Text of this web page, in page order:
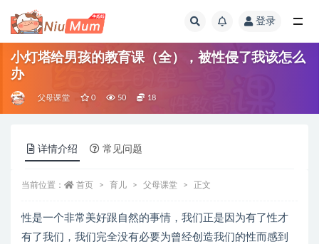
登录
小灯塔给男孩的教育课（全），被性侵了我该怎么
办
父母课堂 0 50 18
详情介绍 常见问题
当前位置： 首页 育儿 父母课堂 正文
性是一个非常美好跟自然的事情，我们正是因为有了性才
有了我们，我们完全没有必要为曾经创造我们的性而感到